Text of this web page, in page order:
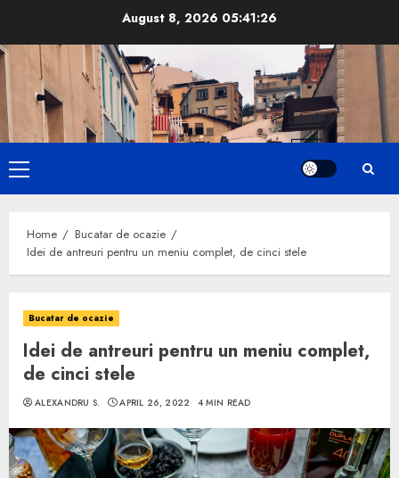
content
August 8, 2026 05:41:27
Primary
Menu
Home
Bucatar de ocazie
Idei de antreuri pentru un meniu complet, de cinci stele
Bucatar de ocazie
Idei de antreuri pentru un meniu complet,
de cinci stele
ALEXANDRU S. APRIL 26, 2022 4 MIN READ